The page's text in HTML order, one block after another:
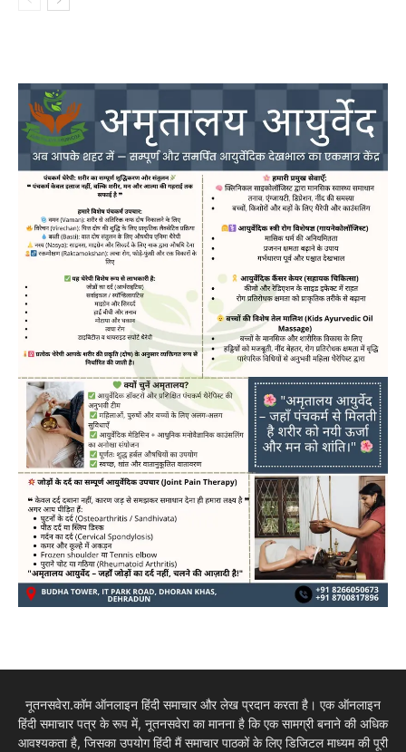
नूतनसवेरा.कॉम ऑनलाइन हिंदी समाचार और लेख प्रदान करता है। एक ऑनलाइन
हिंदी समाचार पत्र के रूप में, नूतनसवेरा का मानना है कि एक सामग्री बनाने की अधिक
आवश्यकता है, जिसका उपयोग हिंदी मैं समाचार पाठकों के लिए डिजिटल माध्यम की पूरी